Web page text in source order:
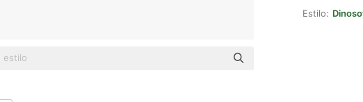
Estilo: